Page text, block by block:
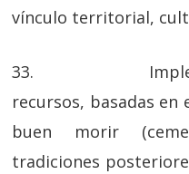
vínculo territorial,
33.
recursos, basadas
buen morir
tradiciones